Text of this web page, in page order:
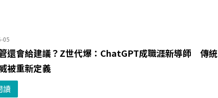
05
還會給建議？Z世代爆：ChatGPT成職涯新導師 傳統
被重新定義
讀